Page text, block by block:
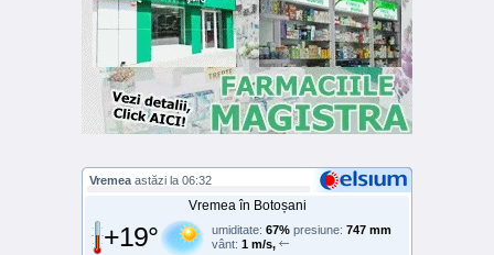
Vremea astăzi la 06:32
Vremea în Botoșani
+19° umiditate: 67% presiune: 747 mm
vânt: 1 m/s,